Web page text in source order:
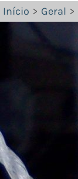
Início Geral